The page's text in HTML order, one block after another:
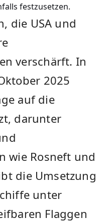
festzusetzen.
die USA und
verschärft. In
2025
auf die
darunter
wie Rosneft und
die Umsetzung
unter
Flaggen